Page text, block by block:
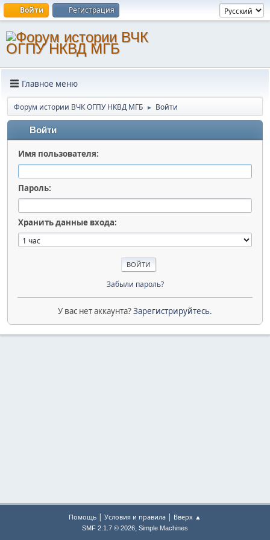
Войти Регистрация
Главное меню
Форум истории ВЧК ОГПУ НКВД МГБ ► Войти
Войти
Имя пользователя:
Пароль:
Хранить данные входа:
Забыли пароль?
У вас нет аккаунта?Зарегистрируйтесь.
Помощь | Условия и правила | Вверх ▲
SMF 2.1.7 © 2026, Simple Machines